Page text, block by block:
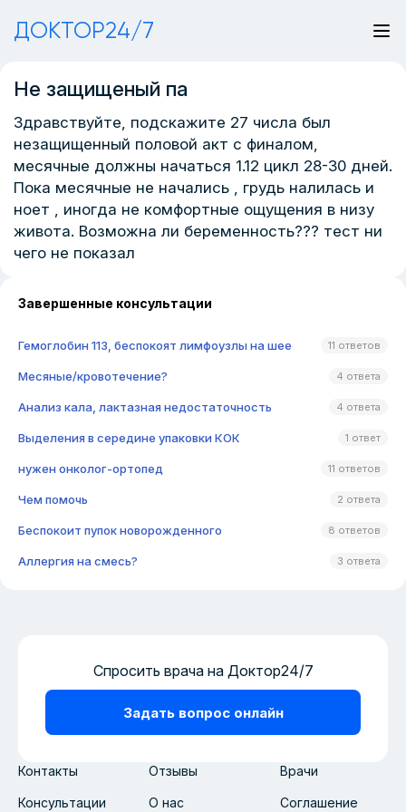
ДОКТОР24/7
Не защищеный па
Здравствуйте, подскажите 27 числа был
незащищенный половой акт с финалом,
месячные должны начаться 1.12 цикл 28-30 дней.
Пока месячные не начались , грудь налилась и
ноет , иногда не комфортные ощущения в низу
живота. Возможна ли беременность??? тест ни
чего не показал
Завершенные консультации
Гемоглобин 113, беспокоят лимфоузлы на шее 11 ответов
Месяные/кровотечение? 4 ответа
Анализ кала, лактазная недостаточность 4 ответа
Выделения в середине упаковки КОК 1 ответ
нужен онколог-ортопед 11 ответов
Чем помочь 2 ответа
Беспокоит пупок новорожденного 8 ответов
Аллергия на смесь? 3 ответа
Контакты Отзывы Врачи
Консультации О нас Соглашение
Спросить врача на Доктор24/7
Задать вопрос онлайн